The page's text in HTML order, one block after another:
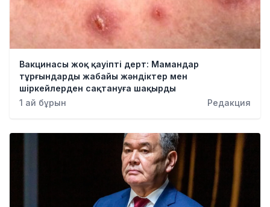
Вакцинасы жоқ қауіпті дерт: Мамандар
тұрғындарды жабайы жәндіктер мен
шіркейлерден сақтануға шақырды
1 ай бұрын
Редакция